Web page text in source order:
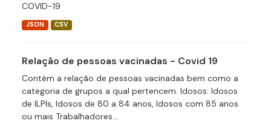
COVID-19
JSON CSV
Relação de pessoas vacinadas - Covid 19
Contém a relação de pessoas vacinadas bem como a
categoria de grupos a qual pertencem. Idosos: Idosos
de ILPIs, Idosos de 80 a 84 anos, Idosos com 85 anos
ou mais Trabalhadores...